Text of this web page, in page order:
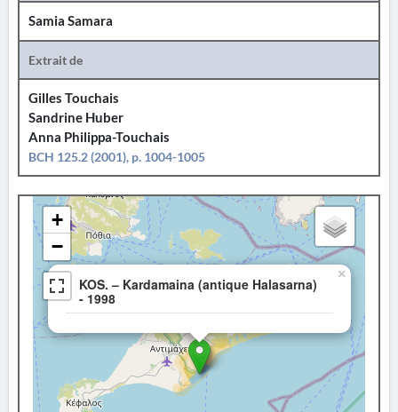
Samia Samara
Extrait de
Gilles Touchais
Sandrine Huber
Anna Philippa-Touchais
BCH 125.2 (2001), p. 1004-1005
KOS. – Kardamaina (antique Halasarna)
- 1998
×
+
−